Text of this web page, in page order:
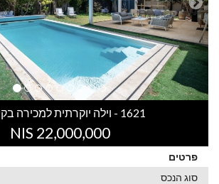
1621 - וילה יוקרתית למכירה בקיסריה
22,000,000 NIS
פרטים
סוג הנכס